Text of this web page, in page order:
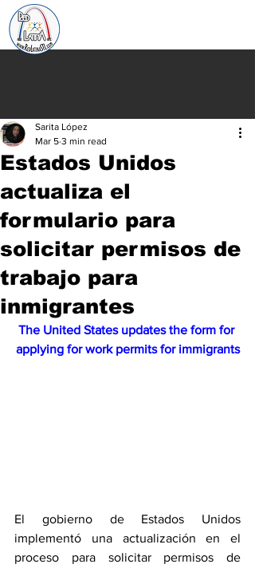
Estados Unidos
actualiza el
formulario para
solicitar permisos de
trabajo para
inmigrantes
Sarita López
Mar 5 3 min read
The United States updates the form for
applying for work permits for immigrants
El gobierno de Estados Unidos
implementó una actualización en el
proceso para solicitar permisos de